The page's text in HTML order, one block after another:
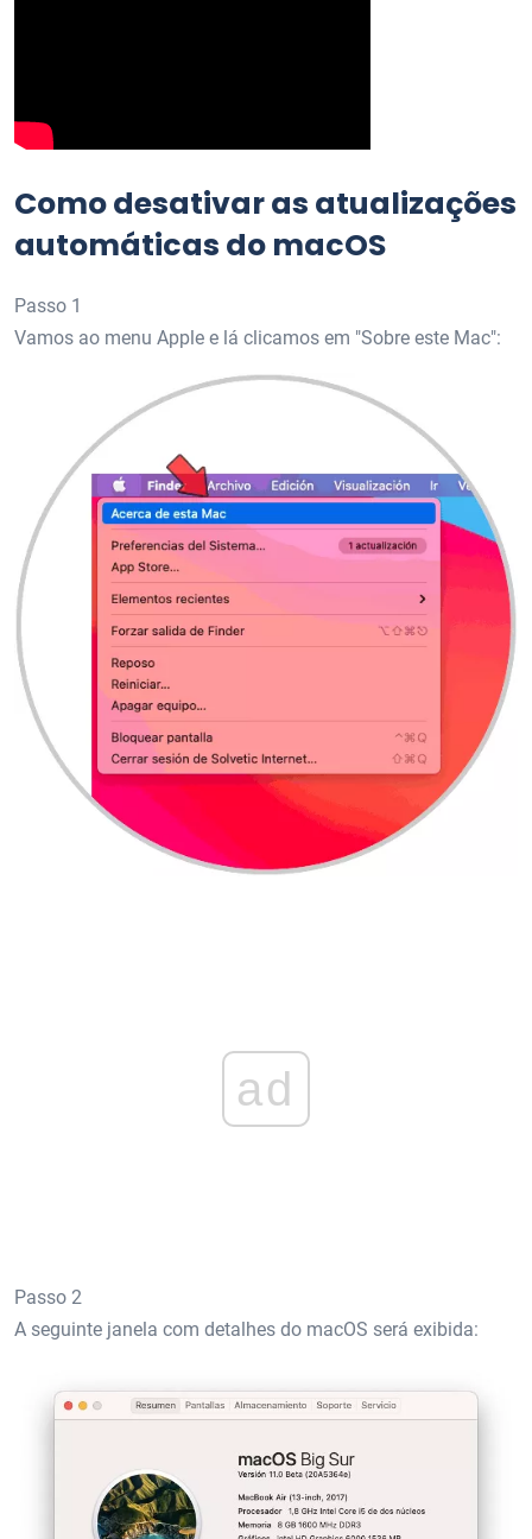
Como desativar as atualizações
automáticas do macOS
Passo 1
Vamos ao menu Apple e lá clicamos em "Sobre este Mac":
ad
Passo 2
A seguinte janela com detalhes do macOS será exibida: